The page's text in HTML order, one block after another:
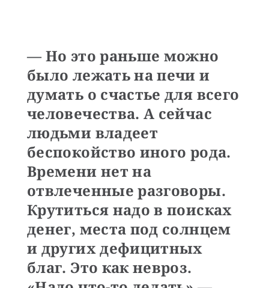
— Но это раньше можно
было лежать на печи и
думать о счастье для всего
человечества. А сейчас
людьми владеет
беспокойство иного рода.
Времени нет на
отвлеченные разговоры.
Крутиться надо в поисках
денег, места под солнцем
и других дефицитных
благ. Это как невроз.